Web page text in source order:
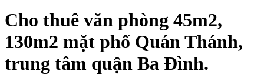
Cho thuê văn phòng 45m2,
130m2 mặt phố Quán Thánh,
trung tâm quận Ba Đình.